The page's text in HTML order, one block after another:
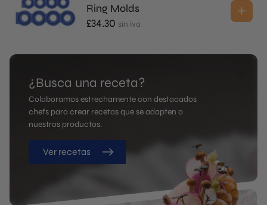
Ring Molds
£34.30 sin iva
¿Busca una receta?
Colaboramos estrechamente con destacados
chefs para crear recetas que se adapten a
nuestros productos.
Ver recetas